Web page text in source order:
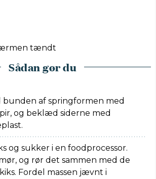
tændt
Sådan gør du
af springformen med
og beklæd siderne med
og sukker i en foodprocessor.
og rør det sammen med de
Fordel massen jævnt i